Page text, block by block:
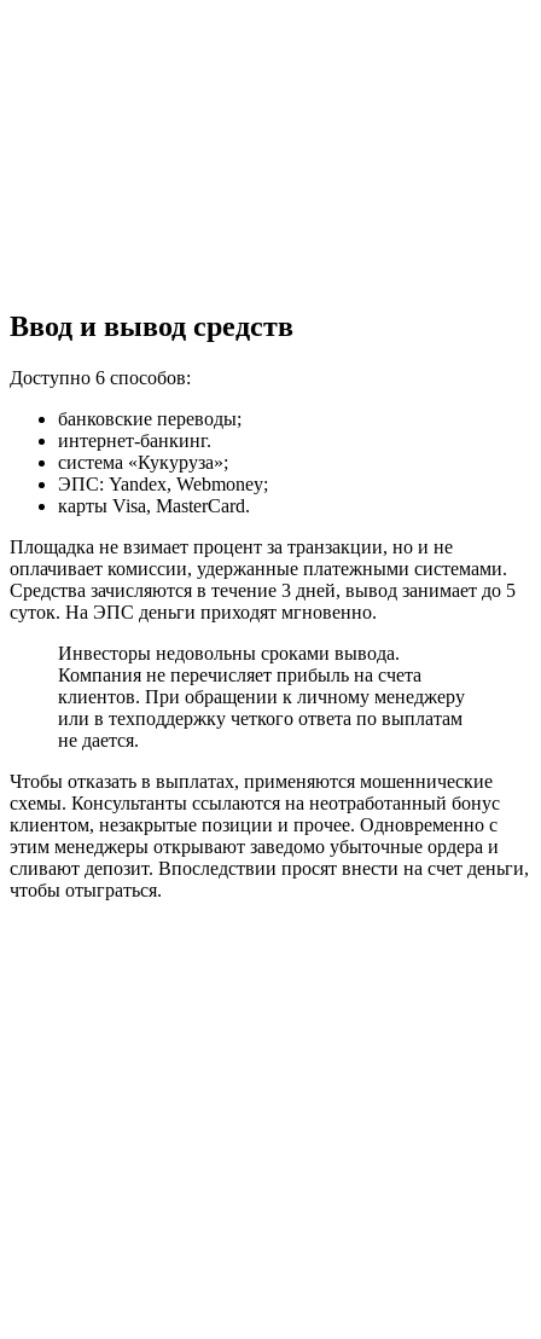
Ввод и вывод средств
Доступно 6 способов:
банковские переводы;
интернет-банкинг.
система «Кукуруза»;
ЭПС: Yandex, Webmoney;
карты Visa, MasterCard.
Площадка не взимает процент за транзакции, но и не
оплачивает комиссии, удержанные платежными системами.
Средства зачисляются в течение 3 дней, вывод занимает до 5
суток. На ЭПС деньги приходят мгновенно.
Инвесторы недовольны сроками вывода.
Компания не перечисляет прибыль на счета
клиентов. При обращении к личному менеджеру
или в техподдержку четкого ответа по выплатам
не дается.
Чтобы отказать в выплатах, применяются мошеннические
схемы. Консультанты ссылаются на неотработанный бонус
клиентом, незакрытые позиции и прочее. Одновременно с
этим менеджеры открывают заведомо убыточные ордера и
сливают депозит. Впоследствии просят внести на счет деньги,
чтобы отыграться.